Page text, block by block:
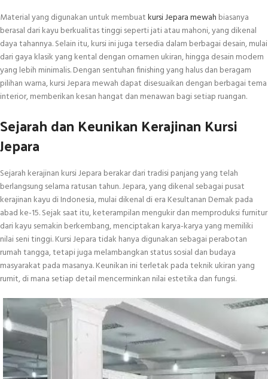
Material yang digunakan untuk membuatkursi Jepara mewah biasanya
berasal dari kayu berkualitas tinggi seperti jati atau mahoni, yang dikenal
daya tahannya. Selain itu, kursi ini juga tersedia dalam berbagai desain, mulai
dari gaya klasik yang kental dengan ornamen ukiran, hingga desain modern
yang lebih minimalis. Dengan sentuhan finishing yang halus dan beragam
pilihan warna, kursi Jepara mewah dapat disesuaikan dengan berbagai tema
interior, memberikan kesan hangat dan menawan bagi setiap ruangan.
Sejarah dan Keunikan Kerajinan Kursi
Jepara
Sejarah kerajinan kursi Jepara berakar dari tradisi panjang yang telah
berlangsung selama ratusan tahun. Jepara, yang dikenal sebagai pusat
kerajinan kayu di Indonesia, mulai dikenal di era Kesultanan Demak pada
abad ke-15. Sejak saat itu, keterampilan mengukir dan memproduksi furnitur
dari kayu semakin berkembang, menciptakan karya-karya yang memiliki
nilai seni tinggi. Kursi Jepara tidak hanya digunakan sebagai perabotan
rumah tangga, tetapi juga melambangkan status sosial dan budaya
masyarakat pada masanya. Keunikan ini terletak pada teknik ukiran yang
rumit, di mana setiap detail mencerminkan nilai estetika dan fungsi.